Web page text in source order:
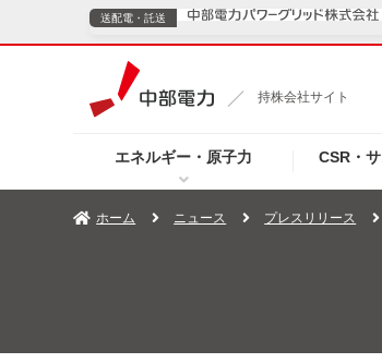
持株会社サイト
エネルギー・原子力 CSR・
送配電・託送
TOPページへ
電気・ガスの
TOPページへ
ホーム ニュース プレスリリース